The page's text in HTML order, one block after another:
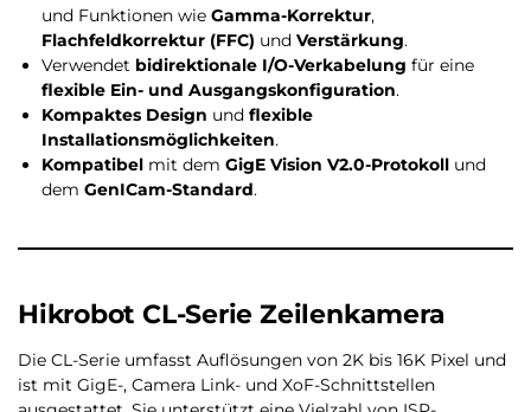
und Funktionen wie Gamma-Korrektur,
Flachfeldkorrektur (FFC) und Verstärkung.
Verwendet bidirektionale I/O-Verkabelung für eine
flexible Ein- und Ausgangskonfiguration.
Kompaktes Design und flexible
Installationsmöglichkeiten.
Kompatibel mit dem GigE Vision V2.0-Protokoll und
dem GenICam-Standard.
Hikrobot CL-Serie Zeilenkamera
Die CL-Serie umfasst Auflösungen von 2K bis 16K Pixel und
ist mit GigE-, Camera Link- und XoF-Schnittstellen